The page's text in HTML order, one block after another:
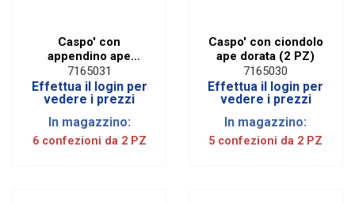
Caspo' con
appendino ape
dorata (2 PZ)
7165031
Effettua il login per
vedere i prezzi
In magazzino:
6 confezioni da 2 PZ
Caspo' con ciondolo
ape dorata (2 PZ)
7165030
Effettua il login per
vedere i prezzi
In magazzino:
5 confezioni da 2 PZ